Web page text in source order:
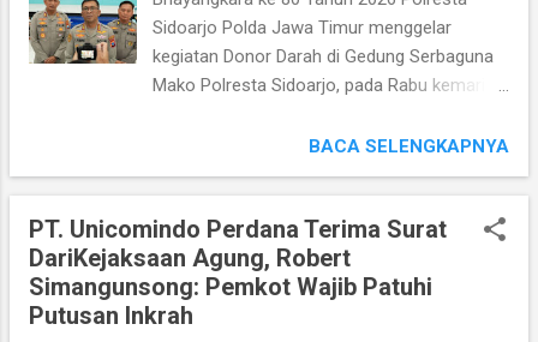
harapan Masyarakat, apa yang menjadi
temuan dari Tim Komisi Reformasi," kata
Jenderal Drs. Listyo Sigit Prabowo, M.Si.
Liistyo Sigit Prabowo menyatakan, bahwa
memberikan Rekomendasi kepada Presiden
Prabowo Subianto. Selain itu, juga untuk
maupun Keluhan dari Masyarakat, khususnya
terkait institusi Korps Bhayangkara....
Sidoarjo Polda Jawa Timur menggelar
kegiatan Donor Darah di Gedung Serbaguna
Mako Polresta Sidoarjo, pada Rabu kemarin
Sosial Kesehatan tersebut menjadi salah
satu bentuk Kepedulian Polri terhadap
Masyarakat sekaligus upaya untuk
membantu ketersediaan Stok Darah bagi
yang membutuhkan. Sedangkan kegiatan
Donor Darah diikuti Kapolresta Sidoarjo
Kombes Pol Christian Tobing, S.H, S.H, M.H,
BACA SELENGKAPNYA
PT. Unicomindo Perdana Terima Surat
DariKejaksaan Agung, Robert
Simangunsong: Pemkot Wajib Patuhi
Putusan Inkrah